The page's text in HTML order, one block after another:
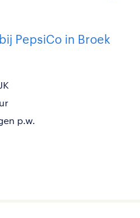
PepsiCo in Broek
p.w.